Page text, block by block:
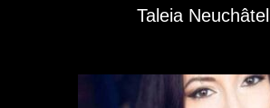
Taleia Neuchâtel